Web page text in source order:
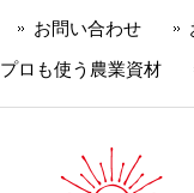
お問い合わせ
プロも使う農業資材